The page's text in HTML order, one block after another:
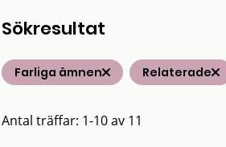
Sökresultat
Farliga ämnen Relaterade
Antal träffar: 1-10 av 11